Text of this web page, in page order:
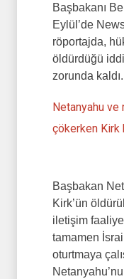
Başbakanı
Eylül’de
röportajda,
öldürdüğü
zorunda kaldı.
Netanyahu ve
çökerken Kirk
Başbakan
Kirk’ün
iletişim
tamamen
oturtmaya